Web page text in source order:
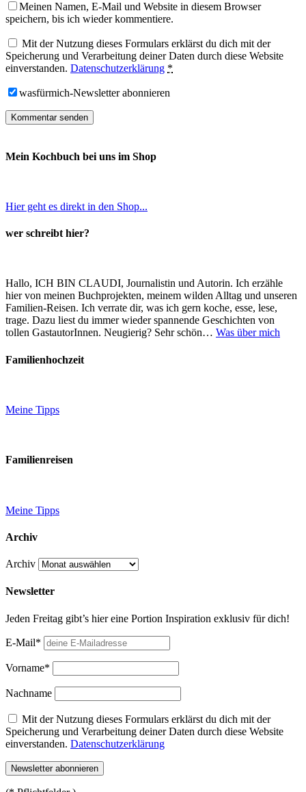
Meinen Namen, E-Mail und Website in diesem Browser
speichern, bis ich wieder kommentiere.
Mit der Nutzung dieses Formulars erklärst du dich mit der
Speicherung und Verarbeitung deiner Daten durch diese Website
einverstanden. Datenschutzerklärung *
wasfürmich-Newsletter abonnieren
Mein Kochbuch bei uns im Shop
Hier geht es direkt in den Shop...
wer schreibt hier?
Hallo, ICH BIN CLAUDI, Journalistin und Autorin. Ich erzähle
hier von meinen Buchprojekten, meinem wilden Alltag und unseren
Familien-Reisen. Ich verrate dir, was ich gern koche, esse, lese,
trage. Dazu liest du immer wieder spannende Geschichten von
tollen GastautorInnen. Neugierig? Sehr schön… Was über mich
Familienhochzeit
Meine Tipps
Familienreisen
Meine Tipps
Archiv
Archiv
Newsletter
Jeden Freitag gibt’s hier eine Portion Inspiration exklusiv für dich!
E-Mail*
Vorname*
Nachname
Mit der Nutzung dieses Formulars erklärst du dich mit der
Speicherung und Verarbeitung deiner Daten durch diese Website
einverstanden. Datenschutzerklärung